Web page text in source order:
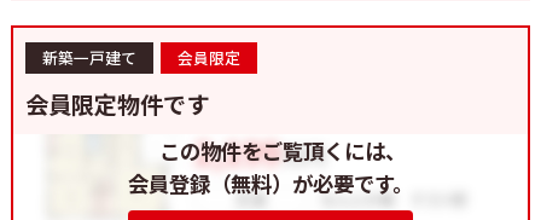
新築一戸建て 会員限定
会員限定物件です
この物件をご覧頂くには、
会員登録（無料）が必要です。